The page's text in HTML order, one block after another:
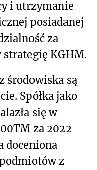
i utrzymanie
posiadanej
za
KGHM.
środowiska są
Spółka jako
się w
za 2022
doceniona
z